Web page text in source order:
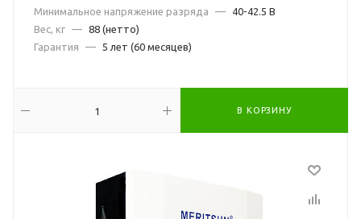
Минимальное напряжение разряда
—
40-42.5 В
Вес, кг — 88 (нетто)
Гарантия
— 5 лет (60 месяцев)
В КОРЗИНУ